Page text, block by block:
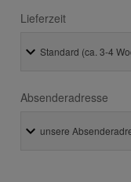
Lieferzeit
Absenderadresse